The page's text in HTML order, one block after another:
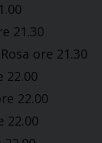
21.30
ore 21.30
22.00
22.00
22.00